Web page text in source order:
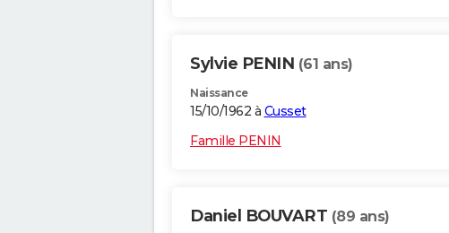
Sylvie PENIN (61 ans)
Naissance
15/10/1962 à Cusset
Famille PENIN
Daniel BOUVART (89 ans)